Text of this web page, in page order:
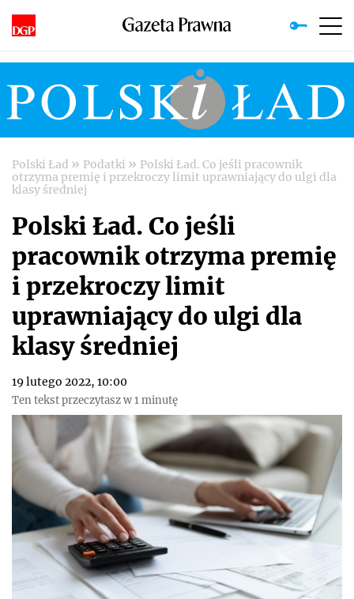
Polski Ład » Podatki » Polski Ład. Co jeśli pracownik
otrzyma premię i przekroczy limit uprawniający do ulgi dla
klasy średniej
Polski Ład. Co jeśli
pracownik otrzyma premię
i przekroczy limit
uprawniający do ulgi dla
klasy średniej
19 lutego 2022, 10:00
Ten tekst przeczytasz w 1 minutę